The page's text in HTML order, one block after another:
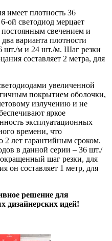
имеет плотность 36
ой светодиод мерцает
свечением и
варианта плотности
шт./м и 24 шт./м. Шаг резки
составляет 2 метра, для
увеличенной
покрытием оболочки,
излучению и не
яркое
эксплуатационных
времени, что
2 лет гарантийным сроком.
в данной серии – 36 шт./
шаг резки, для
он составляет 1 метр, для
решение для
дизайнерских идей!